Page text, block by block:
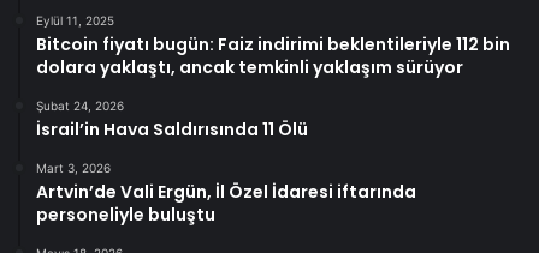
Eylül 11, 2025
Bitcoin fiyatı bugün: Faiz indirimi beklentileriyle 112 bin
dolara yaklaştı, ancak temkinli yaklaşım sürüyor
Şubat 24, 2026
İsrail’in Hava Saldırısında 11 Ölü
Mart 3, 2026
Artvin’de Vali Ergün, İl Özel İdaresi iftarında
personeliyle buluştu